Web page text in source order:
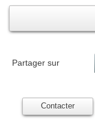
Partager sur
Contacter